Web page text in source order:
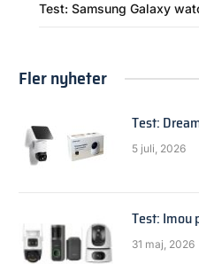
Test: Samsung Galaxy
Fler nyheter
Test:
5 juli, 2026
Test: Imou
31 maj, 2026